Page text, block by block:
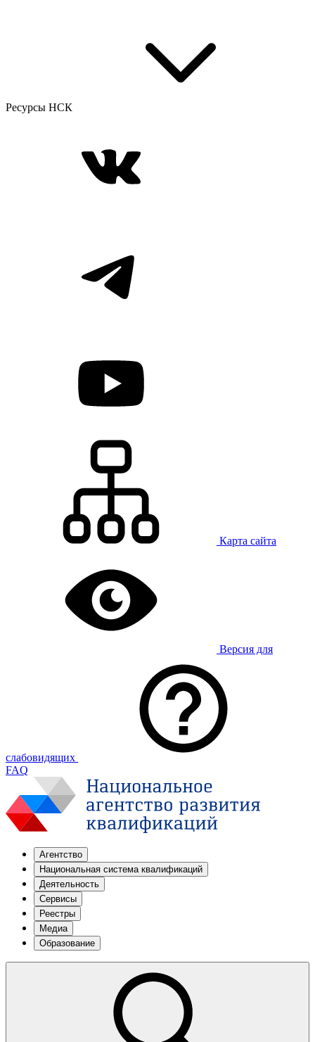
Ресурсы НСК
Карта сайта
Версия для
слабовидящих
FAQ
Агентство
Национальная система квалификаций
Деятельность
Сервисы
Реестры
Медиа
Образование